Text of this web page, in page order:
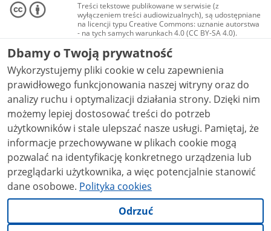
Treści tekstowe publikowane w serwisie (z
wyłączeniem treści audiowizualnych), są udostępniane
na licencji typu Creative Commons: uznanie autorstwa
- na tych samych warunkach 4.0 (CC BY-SA 4.0).
Materiały audiowizualne, w tym zdjęcia, materiały
audio i wideo, są udostępniane na licencji typu
Creative Commons: uznanie autorstwa użycie
niekomercyjne - bez utworów zależnych 4.0 (CC BY-
NC-ND 4.0), o ile nie jest to stwierdzone inaczej.
Dbamy o Twoją prywatność
Wykorzystujemy pliki cookie w celu zapewnienia
prawidłowego funkcjonowania naszej witryny oraz do
analizy ruchu i optymalizacji działania strony. Dzięki nim
możemy lepiej dostosować treści do potrzeb
użytkowników i stale ulepszać nasze usługi. Pamiętaj, że
informacje przechowywane w plikach cookie mogą
pozwalać na identyfikację konkretnego urządzenia lub
przeglądarki użytkownika, a więc potencjalnie stanowić
dane osobowe. Polityka cookies
Odrzuć